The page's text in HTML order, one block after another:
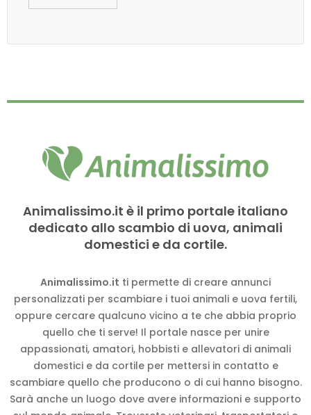
Animalissimo.it è il primo portale italiano
dedicato allo scambio di uova, animali
domestici e da cortile.
Animalissimo.it ti permette di creare annunci
personalizzati per scambiare i tuoi animali e uova fertili,
oppure cercare qualcuno vicino a te che abbia proprio
quello che ti serve! Il portale nasce per unire
appassionati, amatori, hobbisti e allevatori di animali
domestici e da cortile per mettersi in contatto e
scambiare quello che producono o di cui hanno bisogno.
Sarà anche un luogo dove avere informazioni e supporto